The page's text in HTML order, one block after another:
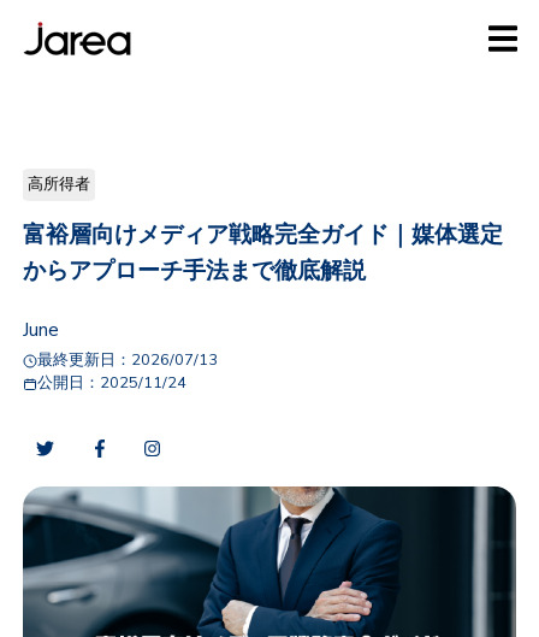
高所得者
富裕層向けメディア戦略完全ガイド｜媒体選定
からアプローチ手法まで徹底解説
June
最終更新日： 2026/07/13
公開日： 2025/11/24